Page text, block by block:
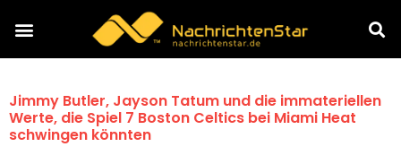
Jimmy Butler, Jayson Tatum und die immateriellen
Werte, die Spiel 7 Boston Celtics bei Miami Heat
schwingen könnten